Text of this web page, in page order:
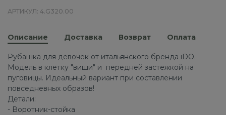
АРТИКУЛ: 4.G320.00
Описание Доставка Возврат Оплата
Рубашка для девочек от итальянского бренда iDO.
Модель в клетку "виши" и передней застежкой на
пуговицы. Идеальный вариант при составлении
повседневных образов!
Детали:
- Воротник-стойка